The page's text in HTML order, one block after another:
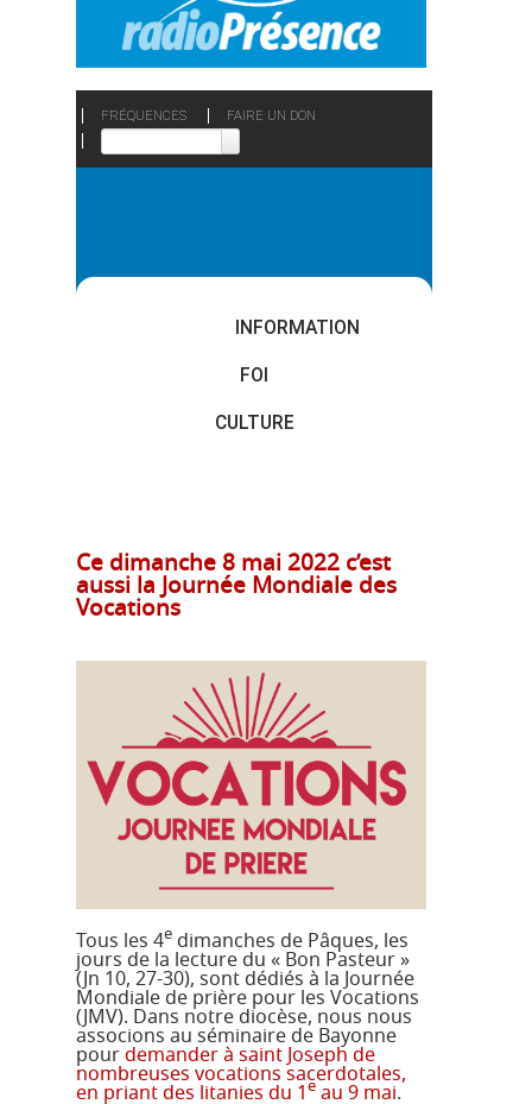
Ce dimanche 8 mai 2022 c’est
aussi la Journée Mondiale des
Vocations
Tous les 4e dimanches de Pâques, les
jours de la lecture du « Bon Pasteur »
(Jn 10, 27-30), sont dédiés à la Journée
Mondiale de prière pour les Vocations
(JMV). Dans notre diocèse, nous nous
associons au séminaire de Bayonne
pour demander à saint Joseph de
nombreuses vocations sacerdotales,
en priant des litanies du 1 e au 9 mai.